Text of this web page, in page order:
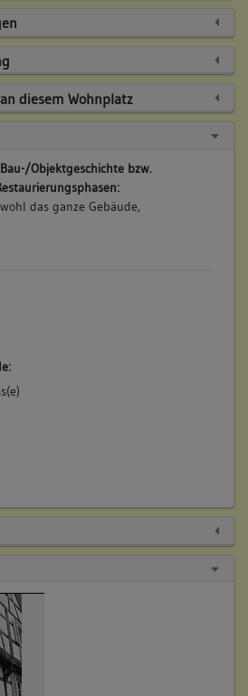
diesem Wohnplatz
Objektgeschichte bzw.
das ganze Gebäude,